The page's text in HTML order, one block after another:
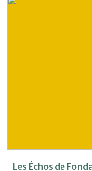
Les Échos de